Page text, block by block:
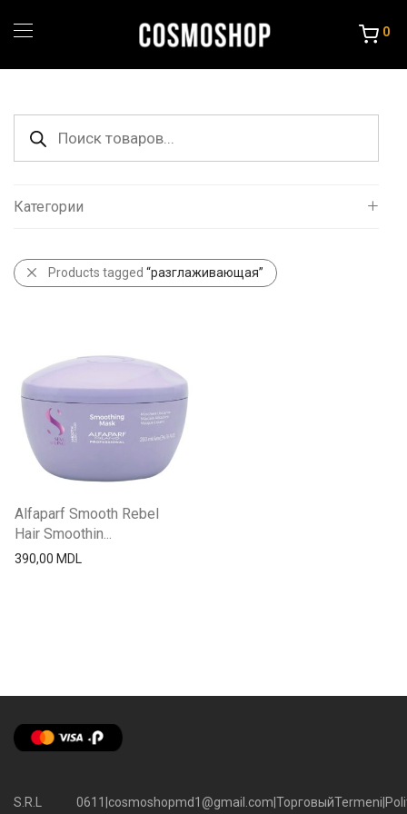
0
Поиск
товаров
Категории
Все
Уход за волосами
Уход и стайлинг
Другие товары
Products tagged “разглаживающая”
Alfaparf Smooth Rebel
Hair Smoothin...
390,00 MDL
S.R.L 0611 cosmoshopmd1@gmail.com ТорговыйTermeni